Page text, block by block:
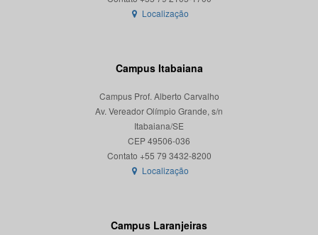
Localização
Campus Itabaiana
Campus Prof. Alberto Carvalho
Av. Vereador Olímpio Grande, s/n
Itabaiana/SE
CEP 49506-036
Localização
Campus Laranjeiras